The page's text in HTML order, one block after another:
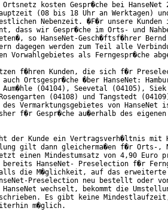
kosten Gespr�che bei HanseNet
(08 bis 18 Uhr an Werktagen)
Nebenzeit. �F�r unsere
dass wir Gespr�che im Orts- und
so HanseNet-Gesch�ftsf�hrer
dagegen werden zum Teil alle
Vorwahlgebietes als Ferngespr�che
f�hren Kunden, die sich f�r
Ortsgespr�che �ber HanseNet:
Aum�hle (04104), Seevetal (04105),
(04108) und Tangstedt
Vermarktungsgebietes von HanseNet
f�r Gespr�che au�erhalb des
der Kunde ein Vertragsverh�ltnis mit
gilt dann gleicherma�en f�r Orts-,
einen Mindestumsatz von 4,90 Euro
HanseNet- Preselection f�r
die M�glichkeit, auf das erweiterte
Preselection neu bestellt oder
wechselt, bekommt die
Es gibt keine
m�glich.